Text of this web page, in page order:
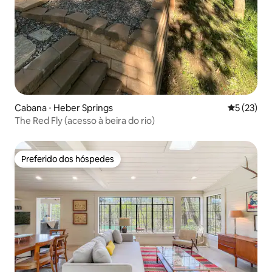
Cabana ⋅ Heber Springs 5 de uma
5 (23)
The Red Fly (acesso à beira do rio)
Preferido dos hóspedes
Preferido dos hóspedes